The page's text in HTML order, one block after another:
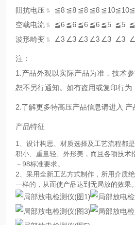
阻抗电压﹪
≦8 ≦8 ≦8 ≦8 ≦10≦10
空载电流﹪
≦6 ≦6 ≦6 ≦6 ≦5 ≦5
波形畸变﹪
∠3 ∠3 ∠3 ∠3 ∠3 ∠3
注：
1.产品外观以实际产品为准，技术
恕不另行通知。如有盗用或复印行为
2.了解更多特高压产品信息请进入 产
产品特征
1、设计构思、材质选择及工艺流程都
积小、重量轻、外形美，而且各项技术
－98标准要求。
2、采用全新工艺方式制作，所用介质
一样的，从而使产品达到无局放的效果。